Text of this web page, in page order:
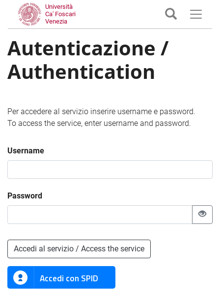
Università
Ca' Foscari
Venezia
Autenticazione /
Authentication
Per accedere al servizio inserire username e password.
To access the service, enter username and password.
Username
Password
Accedi al servizio / Access the service
Accedi con SPID